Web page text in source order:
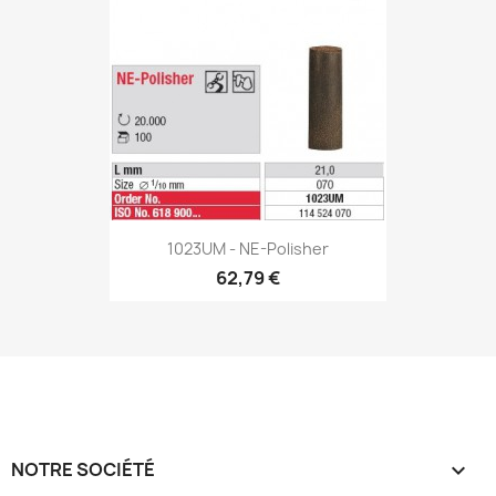
1023UM - NE-Polisher
62,79 €
NOTRE SOCIÉTÉ 